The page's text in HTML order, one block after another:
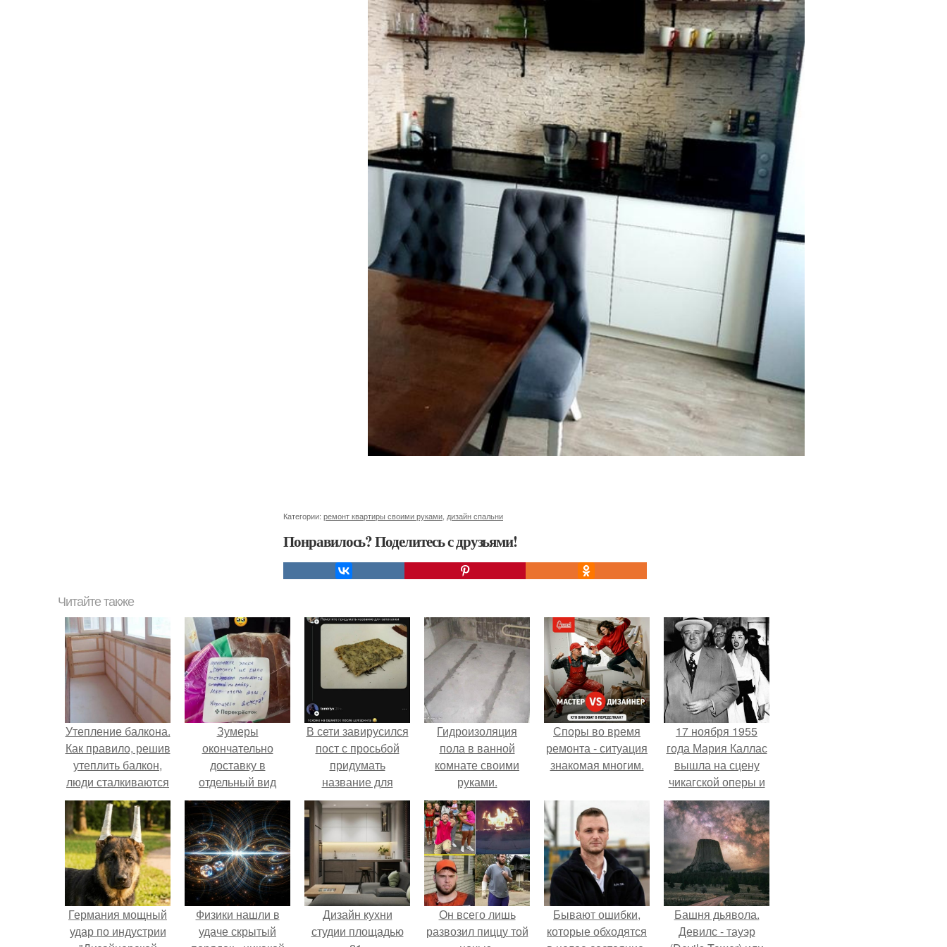
Категории: ремонт квартиры своими руками дизайн спальни
Понравилось? Поделитесь с друзьями!
Читайте также
Утепление балкона.
Как правило, решив
утеплить балкон,
люди сталкиваются
с массой вопросов.
Зумеры
окончательно
доставку в
отдельный вид
искусства
превратили.
В сети завирусился
пост с просьбой
придумать
название для
домашней
запеканки.
Гидроизоляция
пола в ванной
комнате своими
руками.
Споры во время
ремонта - ситуация
знакомая многим.
17 ноября 1955
года Мария Каллас
вышла на сцену
чикагской оперы и
сорвала овации.
Германия мощный
удар по индустрии
Физики нашли в
удаче скрытый
Дизайн кухни
студии площадью
Он всего лишь
развозил пиццу той
Бывают ошибки,
которые обходятся
Башня дьявола.
Девилс - тауэр